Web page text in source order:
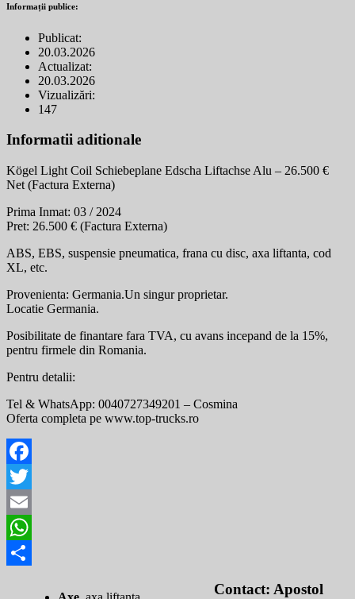
Informații publice:
Publicat:
20.03.2026
Actualizat:
20.03.2026
Vizualizări:
147
Informatii aditionale
Kögel Light Coil Schiebeplane Edscha Liftachse Alu – 26.500 €
Net (Factura Externa)
Prima Inmat: 03 / 2024
Pret: 26.500 € (Factura Externa)
ABS, EBS, suspensie pneumatica, frana cu disc, axa liftanta, cod
XL, etc.
Provenienta: Germania.Un singur proprietar.
Locatie Germania.
Posibilitate de finantare fara TVA, cu avans incepand de la 15%,
pentru firmele din Romania.
Pentru detalii:
Tel & WhatsApp: 0040727349201 – Cosmina
Oferta completa pe www.top-trucks.ro
Facebook
Twitter
Email
WhatsApp
Contact: Apostol